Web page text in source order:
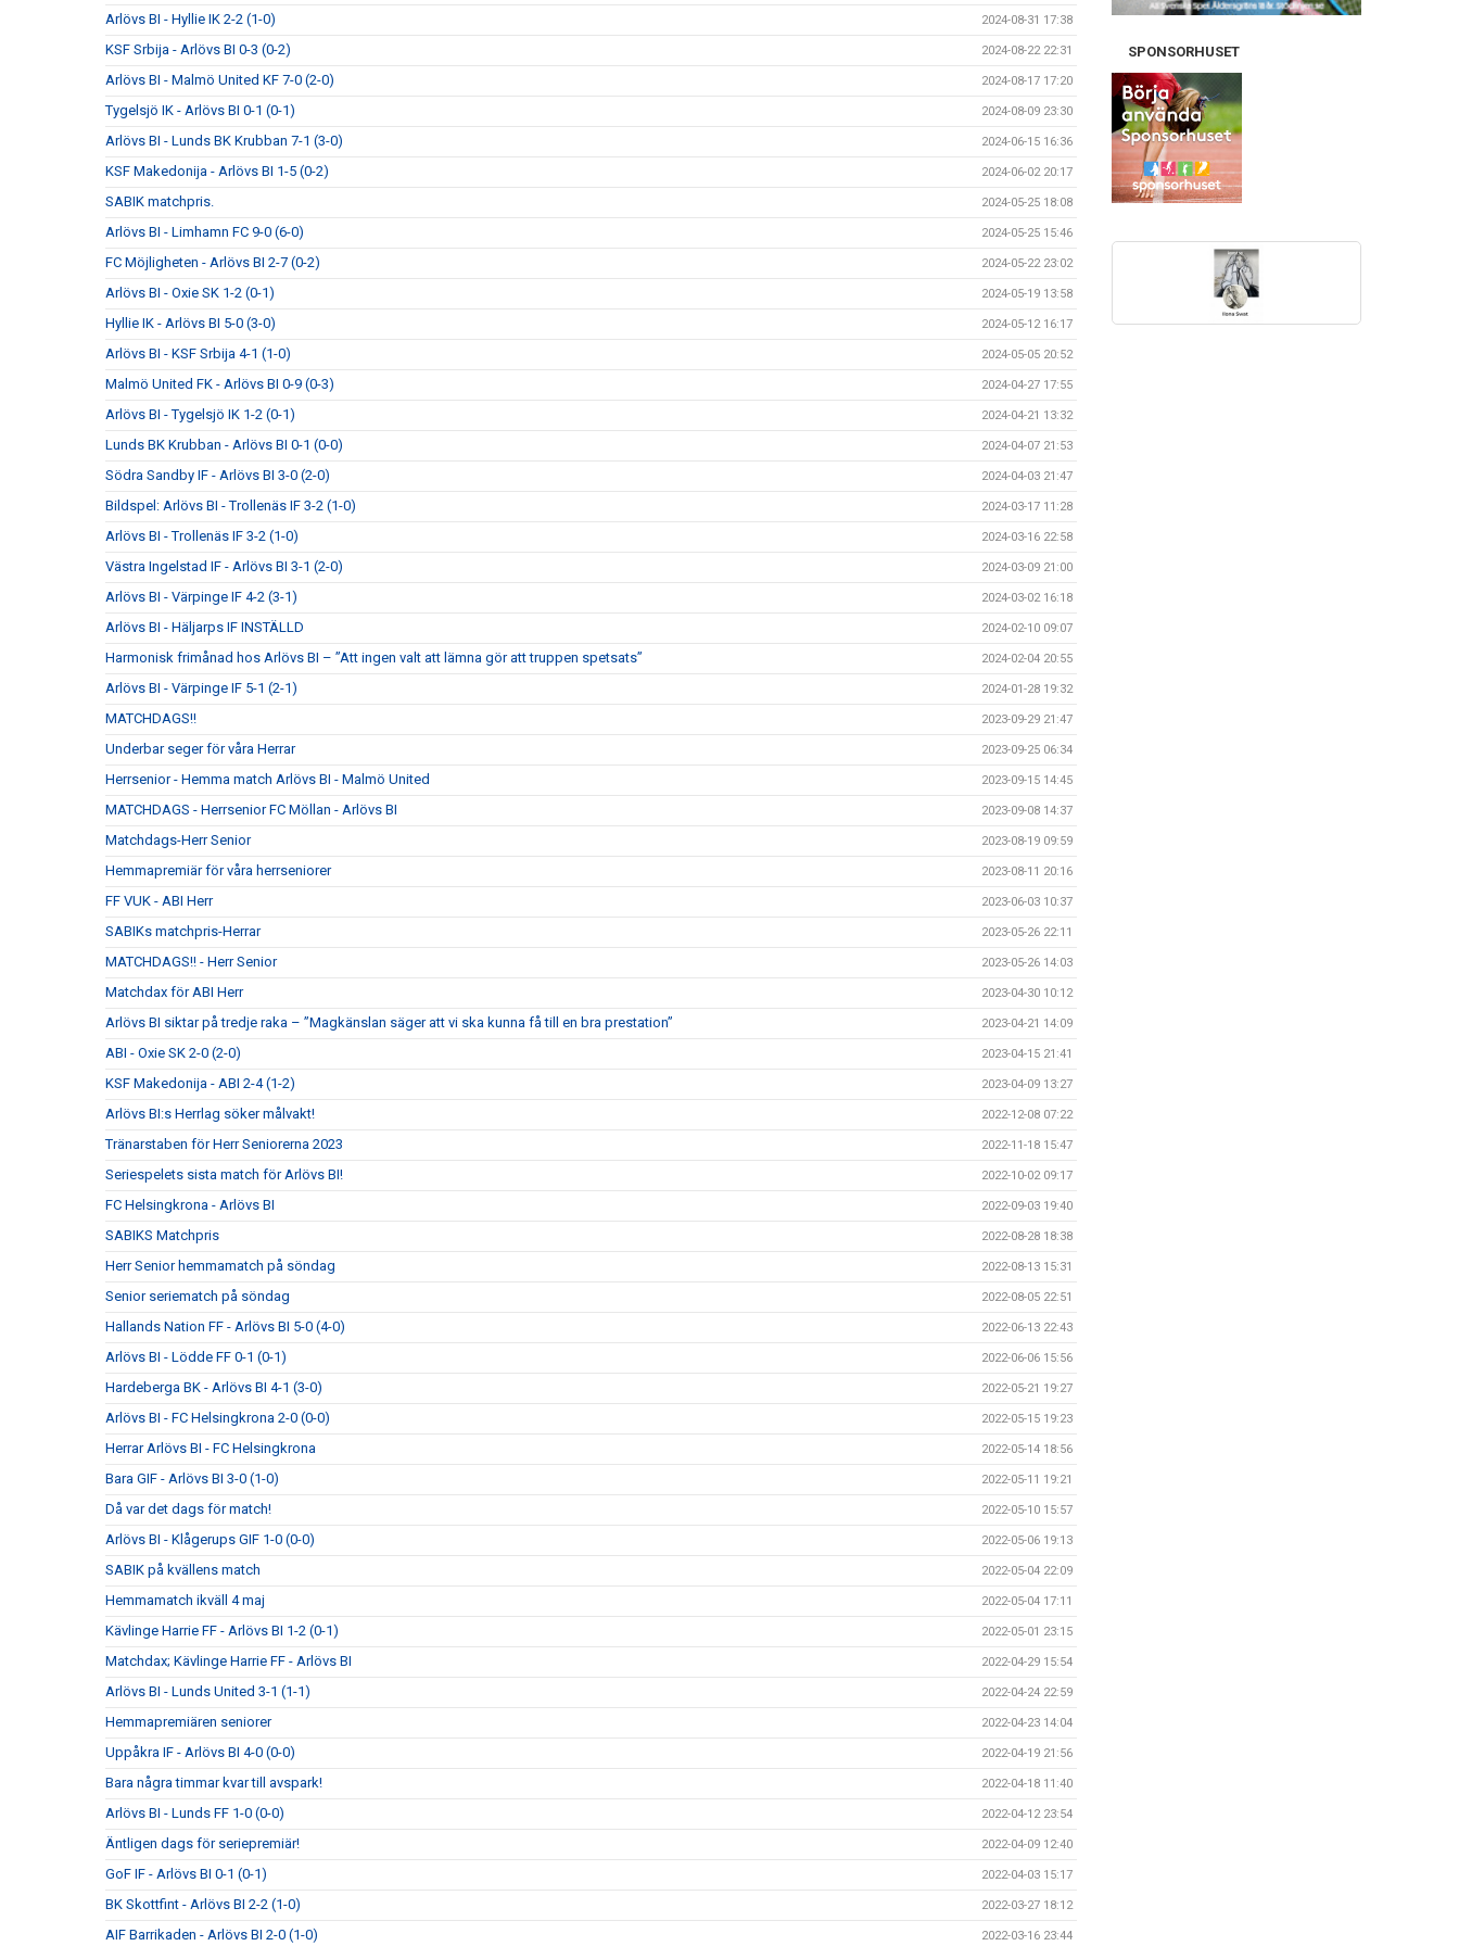
Arlövs BI - Hyllie IK 2-2 (1-0) 2024-08-31 17:38
KSF Srbija - Arlövs BI 0-3 (0-2) 2024-08-22 22:31
Arlövs BI - Malmö United KF 7-0 (2-0) 2024-08-17 17:20
Tygelsjö IK - Arlövs BI 0-1 (0-1) 2024-08-09 23:30
Arlövs BI - Lunds BK Krubban 7-1 (3-0) 2024-06-15 16:36
KSF Makedonija - Arlövs BI 1-5 (0-2) 2024-06-02 20:17
SABIK matchpris. 2024-05-25 18:08
Arlövs BI - Limhamn FC 9-0 (6-0) 2024-05-25 15:46
FC Möjligheten - Arlövs BI 2-7 (0-2) 2024-05-22 23:02
Arlövs BI - Oxie SK 1-2 (0-1) 2024-05-19 13:58
Hyllie IK - Arlövs BI 5-0 (3-0) 2024-05-12 16:17
Arlövs BI - KSF Srbija 4-1 (1-0) 2024-05-05 20:52
Malmö United FK - Arlövs BI 0-9 (0-3) 2024-04-27 17:55
Arlövs BI - Tygelsjö IK 1-2 (0-1) 2024-04-21 13:32
Lunds BK Krubban - Arlövs BI 0-1 (0-0) 2024-04-07 21:53
Södra Sandby IF - Arlövs BI 3-0 (2-0) 2024-04-03 21:47
Bildspel: Arlövs BI - Trollenäs IF 3-2 (1-0) 2024-03-17 11:28
Arlövs BI - Trollenäs IF 3-2 (1-0) 2024-03-16 22:58
Västra Ingelstad IF - Arlövs BI 3-1 (2-0) 2024-03-09 21:00
Arlövs BI - Värpinge IF 4-2 (3-1) 2024-03-02 16:18
Arlövs BI - Häljarps IF INSTÄLLD 2024-02-10 09:07
Harmonisk frimånad hos Arlövs BI – ”Att ingen valt att lämna gör att truppen spetsats” 2024-02-04 20:55
Arlövs BI - Värpinge IF 5-1 (2-1) 2024-01-28 19:32
MATCHDAGS!! 2023-09-29 21:47
Underbar seger för våra Herrar 2023-09-25 06:34
Herrsenior - Hemma match Arlövs BI - Malmö United 2023-09-15 14:45
MATCHDAGS - Herrsenior FC Möllan - Arlövs BI 2023-09-08 14:37
Matchdags-Herr Senior 2023-08-19 09:59
Hemmapremiär för våra herrseniorer 2023-08-11 20:16
FF VUK - ABI Herr 2023-06-03 10:37
SABIKs matchpris-Herrar 2023-05-26 22:11
MATCHDAGS!! - Herr Senior 2023-05-26 14:03
Matchdax för ABI Herr 2023-04-30 10:12
Arlövs BI siktar på tredje raka – ”Magkänslan säger att vi ska kunna få till en bra prestation” 2023-04-21 14:09
ABI - Oxie SK 2-0 (2-0) 2023-04-15 21:41
KSF Makedonija - ABI 2-4 (1-2) 2023-04-09 13:27
Arlövs BI:s Herrlag söker målvakt! 2022-12-08 07:22
Tränarstaben för Herr Seniorerna 2023 2022-11-18 15:47
Seriespelets sista match för Arlövs BI! 2022-10-02 09:17
FC Helsingkrona - Arlövs BI 2022-09-03 19:40
SABIKS Matchpris 2022-08-28 18:38
Herr Senior hemmamatch på söndag 2022-08-13 15:31
Senior seriematch på söndag 2022-08-05 22:51
Hallands Nation FF - Arlövs BI 5-0 (4-0) 2022-06-13 22:43
Arlövs BI - Lödde FF 0-1 (0-1) 2022-06-06 15:56
Hardeberga BK - Arlövs BI 4-1 (3-0) 2022-05-21 19:27
Arlövs BI - FC Helsingkrona 2-0 (0-0) 2022-05-15 19:23
Herrar Arlövs BI - FC Helsingkrona 2022-05-14 18:56
Bara GIF - Arlövs BI 3-0 (1-0) 2022-05-11 19:21
Då var det dags för match! 2022-05-10 15:57
Arlövs BI - Klågerups GIF 1-0 (0-0) 2022-05-06 19:13
SABIK på kvällens match 2022-05-04 22:09
Hemmamatch ikväll 4 maj 2022-05-04 17:11
Kävlinge Harrie FF - Arlövs BI 1-2 (0-1) 2022-05-01 23:15
Matchdax; Kävlinge Harrie FF - Arlövs BI 2022-04-29 15:54
Arlövs BI - Lunds United 3-1 (1-1) 2022-04-24 22:59
Hemmapremiären seniorer 2022-04-23 14:04
Uppåkra IF - Arlövs BI 4-0 (0-0) 2022-04-19 21:56
Bara några timmar kvar till avspark! 2022-04-18 11:40
Arlövs BI - Lunds FF 1-0 (0-0) 2022-04-12 23:54
Äntligen dags för seriepremiär! 2022-04-09 12:40
GoF IF - Arlövs BI 0-1 (0-1) 2022-04-03 15:17
BK Skottfint - Arlövs BI 2-2 (1-0) 2022-03-27 18:12
AIF Barrikaden - Arlövs BI 2-0 (1-0) 2022-03-16 23:44
SPONSORHUSET